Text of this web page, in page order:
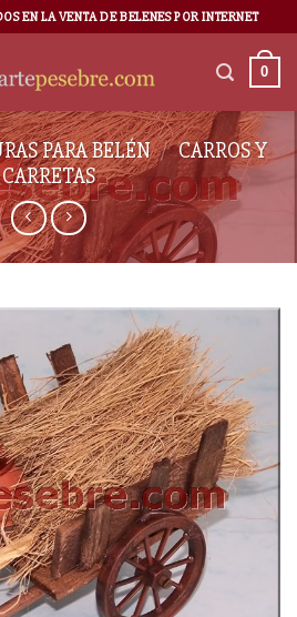
EN LA VENTA DE BELENES POR INTERNET
0
PARA BELÉN / CARROS Y
CARRETAS